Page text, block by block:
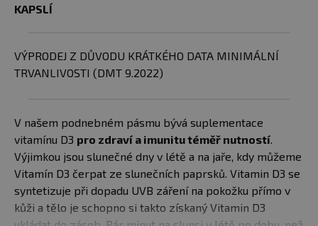
KAPSLÍ
VÝPRODEJ Z DŮVODU KRÁTKÉHO DATA MINIMÁLNÍ
TRVANLIVOSTI (DMT 9.2022)
V našem podnebném pásmu bývá suplementace
vitamínu D3 pro zdraví a imunitu téměř nutností.
Výjimkou jsou slunečné dny v létě a na jaře, kdy můžeme
Vitamín D3 čerpat ze slunečních paprsků. Vitamin D3 se
syntetizuje při dopadu UVB záření na pokožku přímo v
kůži a tělo je schopno si takto získaný Vitamin D3